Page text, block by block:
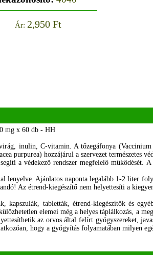
Ár: 2,950 Ft
mg x 60 db - HH
inulin, C-vitamin. A tőzegáfonya
purpurea) hozzájárul a szervezet természetes
a védekező rendszer megfelelő működését.
lenyelve. Ajánlatos naponta legalább 1-2 liter
Az étrend-kiegészítő nem helyettesíti a
kapszulák, tabletták, étrend-kiegészítők és
elemei még a helyes táplálkozás, a
az orvos által felírt gyógyszereket,
hogy a gyógyítás folyamatában milyen